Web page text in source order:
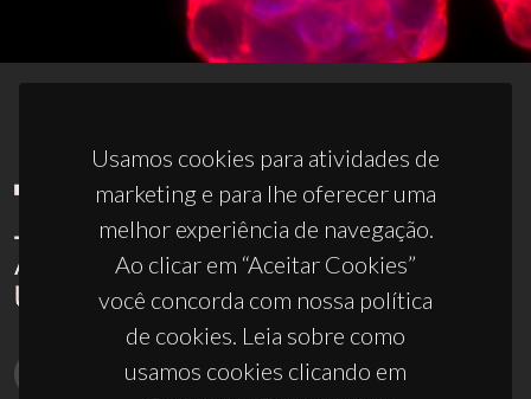
Usamos cookies para atividades de
marketing e para lhe oferecer uma
melhor experiência de navegação.
Ao clicar em “Aceitar Cookies”
você concorda com nossa política
de cookies. Leia sobre como
usamos cookies clicando em